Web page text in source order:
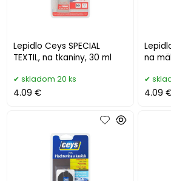
Lepidlo Ceys SPECIAL
TEXTIL, na tkaniny, 30 ml
skladom 20 ks
4.09 €
na
4.09